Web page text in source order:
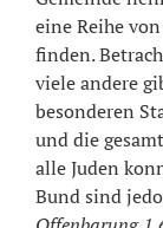
eine Reihe
finden.
viele andere
besonderen
und die
alle Juden
Bund sind